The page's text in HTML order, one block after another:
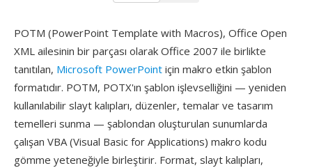
POTM (PowerPoint Template with Macros), Office Open
XML ailesinin bir parçası olarak Office 2007 ile birlikte
tanıtılan, Microsoft PowerPoint için makro etkin şablon
formatıdır. POTM, POTX'ın şablon işlevselliğini — yeniden
kullanılabilir slayt kalıpları, düzenler, temalar ve tasarım
temelleri sunma — şablondan oluşturulan sunumlarda
çalışan VBA (Visual Basic for Applications) makro kodu
gömme yeteneğiyle birleştirir. Format, slayt kalıpları,